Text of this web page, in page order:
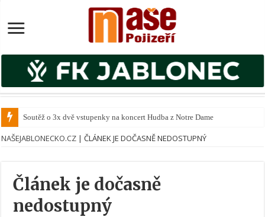
Soutěž o 3x dvě vstupenky na koncert Hudba z Notre Dame
NAŠEJABLONECKO.CZ | ČLÁNEK JE DOČASNĚ NEDOSTUPNÝ
Článek je dočasně
nedostupný